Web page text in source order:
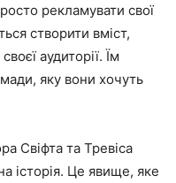
рекламувати свої
створити вміст,
аудиторії. Їм
яку вони хочуть
Свіфта та Тревіса
історія. Це явище, яке